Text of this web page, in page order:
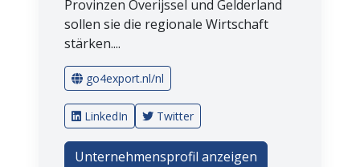
Provinzen Overijssel und Gelderland
sollen sie die regionale Wirtschaft
stärken....
go4export.nl/nl
LinkedIn Twitter
Unternehmensprofil anzeigen